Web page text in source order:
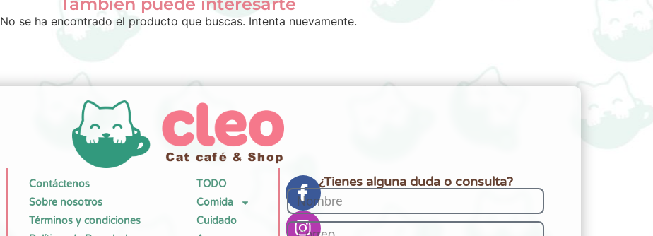
No se ha encontrado el producto que buscas. Intenta nuevamente.
Contáctenos
Sobre nosotros
Términos y condiciones
TODO
Comida
Cuidado
¿Tienes alguna duda o consulta?